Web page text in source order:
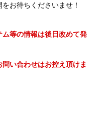
お待ちくださいませ！
等の情報は後日改めて発
い合わせはお控え頂けま